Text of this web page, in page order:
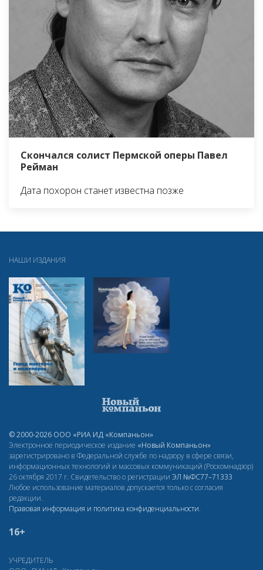
Скончался солист Пермской оперы Павел
Рейман
Дата похорон станет известна позже
НАШИ ИЗДАНИЯ
© 2000-2026 ООО «РИА ИД «Компаньон»
Электронное периодическое издание «Новый Компаньон»
зарегистрировано в Федеральной службе по надзору в сфере связи,
информационных технологий и массовых коммуникаций (Роскомнадзор)
26 октября 2017 г. Свидетельство о регистрации ЭЛ №ФС77–71333
Любое использование материалов допускается только с согласия
редакции.
Правовая информация и политика конфиденциальности.
16+
УЧРЕДИТЕЛЬ